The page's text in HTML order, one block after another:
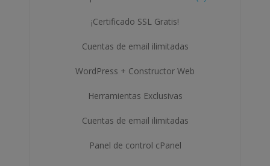
¡Certificado SSL Gratis!
Cuentas de email ilimitadas
WordPress + Constructor Web
Herramientas Exclusivas
Cuentas de email ilimitadas
Panel de control cPanel